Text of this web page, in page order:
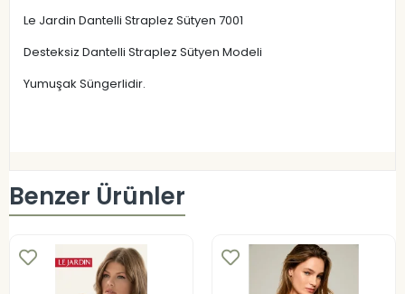
Le Jardin Dantelli Straplez Sütyen 7001
Desteksiz Dantelli Straplez Sütyen Modeli
Yumuşak Süngerlidir.
Benzer Ürünler